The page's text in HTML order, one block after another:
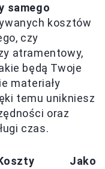
samego
kosztów
czy
atramentowy,
będą Twoje
materiały
temu unikniesz
oraz
czas.